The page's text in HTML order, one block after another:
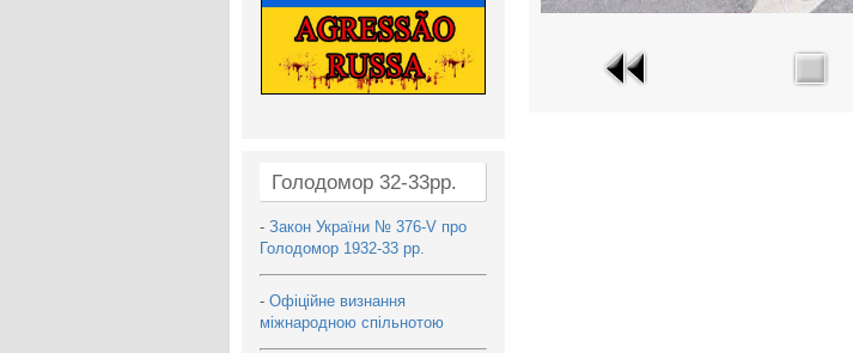
Голодомор 32-33рр.
- Закон України № 376-V про
Голодомор 1932-33 рр.
- Офіційне визнання
міжнародною спільнотою